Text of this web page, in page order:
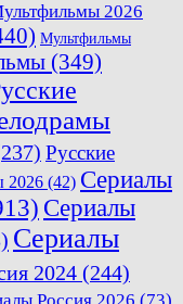
2026
Мультфильмы
(349)
Русские
2026 (42) Сериалы
Сериалы
Сериалы
2024 (244)